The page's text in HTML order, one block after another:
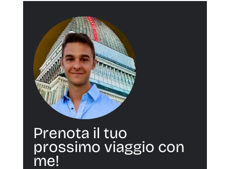
Prenota il tuo
prossimo viaggio con
me!